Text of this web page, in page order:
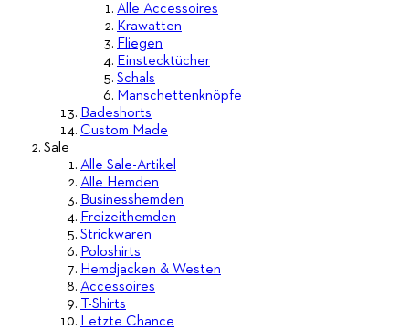
Alle Accessoires
Krawatten
Fliegen
Einstecktücher
Schals
Manschettenknöpfe
Badeshorts
Custom Made
Sale
Alle Sale-Artikel
Alle Hemden
Businesshemden
Freizeithemden
Strickwaren
Poloshirts
Hemdjacken & Westen
Accessoires
T-Shirts
Letzte Chance